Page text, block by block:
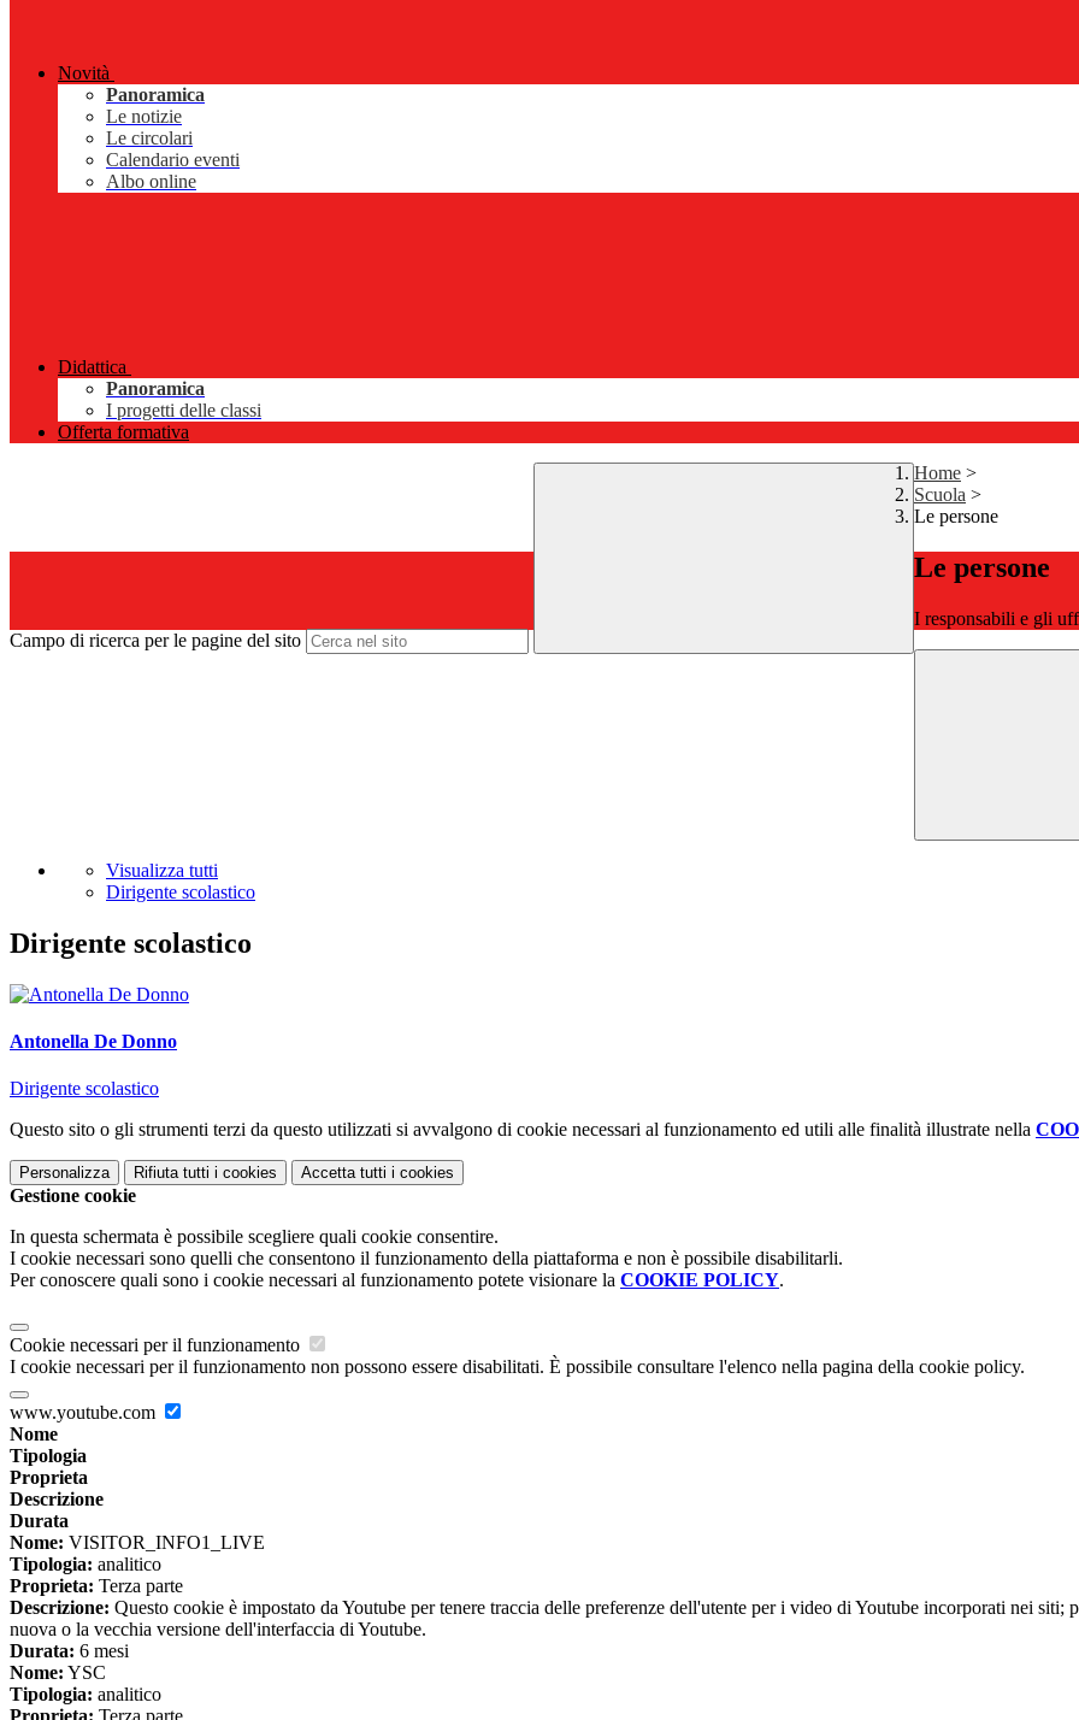
Novità
Panoramica
Le notizie
Le circolari
Calendario eventi
Albo online
Didattica
Panoramica
I progetti delle classi
Offerta formativa
Campo di ricerca per le pagine del sito
Home >
Scuola >
Le persone
Le persone
I responsabili e gli
Visualizza tutti
Dirigente scolastico
Dirigente scolastico
Antonella De Donno
Dirigente scolastico
Questo sito o gli strumenti terzi da questo utilizzati si avvalgono di cookie necessari al funzionamento ed utili alle finalità illustrate nella
Personalizza Rifiuta tutti i cookies Accetta tutti i cookies
Gestione cookie
In questa schermata è possibile scegliere quali cookie consentire.
I cookie necessari sono quelli che consentono il funzionamento della piattaforma e non è possibile disabilitarli.
Per conoscere quali sono i cookie necessari al funzionamento potete visionare la COOKIE POLICY.
Cookie necessari per il funzionamento
I cookie necessari per il funzionamento non possono essere disabilitati. È possibile consultare l'elenco nella pagina della cookie policy.
www.youtube.com
Nome
Tipologia
Proprieta
Descrizione
Durata
Nome: VISITOR_INFO1_LIVE
Tipologia: analitico
Proprieta: Terza parte
Descrizione: Questo cookie è impostato da Youtube per tenere traccia delle preferenze dell'utente per i video di Youtube incorporati nei
nuova o la vecchia versione dell'interfaccia di Youtube.
Durata: 6 mesi
Nome: YSC
Tipologia: analitico